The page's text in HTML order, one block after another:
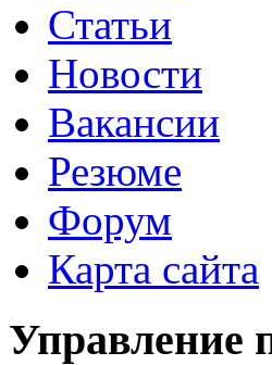
Статьи
Новости
Вакансии
Резюме
Форум
Карта сайта
Управление